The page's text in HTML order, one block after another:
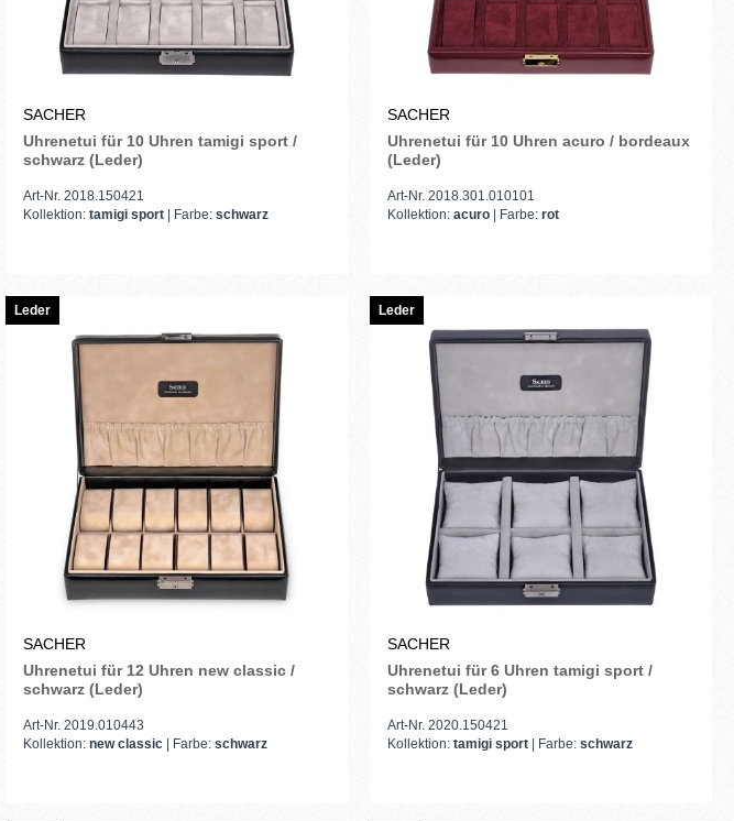
SACHER
Uhrenetui für 10 Uhren tamigi sport /
schwarz (Leder)
Art-Nr. 2018.150421
Kollektion: tamigi sport | Farbe: schwarz
SACHER
Uhrenetui für 10 Uhren acuro / bordeaux
(Leder)
Art-Nr. 2018.301.010101
Kollektion: acuro | Farbe: rot
Leder
SACHER
Uhrenetui für 12 Uhren new classic /
schwarz (Leder)
Art-Nr. 2019.010443
Kollektion: new classic | Farbe: schwarz
Leder
SACHER
Uhrenetui für 6 Uhren tamigi sport /
schwarz (Leder)
Art-Nr. 2020.150421
Kollektion: tamigi sport | Farbe: schwarz